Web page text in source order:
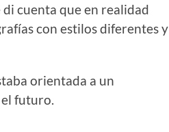
cuenta que en realidad
con estilos diferentes y
orientada a un
futuro.